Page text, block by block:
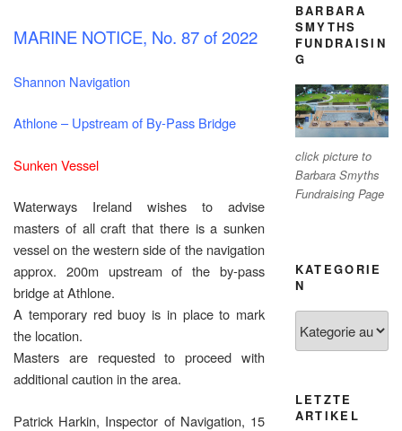
MARINE NOTICE, No. 87 of 2022
Shannon Navigation
Athlone – Upstream of By-Pass Bridge
Sunken Vessel
Waterways Ireland wishes to advise
masters of all craft that there is a sunken
vessel on the western side of the navigation
approx. 200m upstream of the by-pass
bridge at Athlone.
A temporary red buoy is in place to mark
the location.
Masters are requested to proceed with
additional caution in the area.
Patrick Harkin, Inspector of Navigation, 15
BARBARA
SMYTHS
FUNDRAISIN
G
click picture to
Barbara Smyths
Fundraising Page
KATEGORIE
N
LETZTE
ARTIKEL